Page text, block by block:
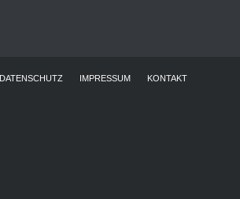
DATENSCHUTZ IMPRESSUM KONTAKT